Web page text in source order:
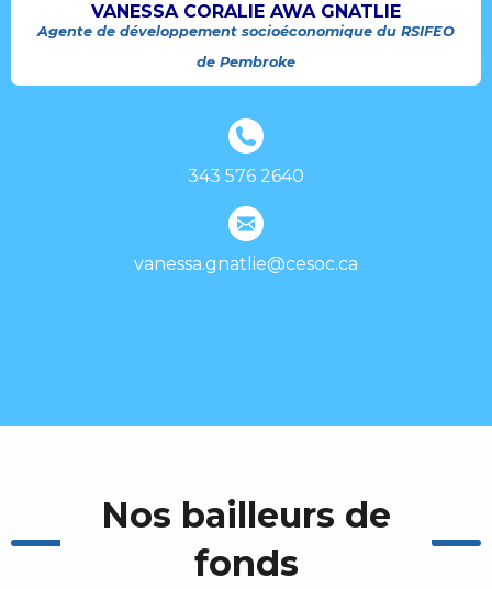
VANESSA CORALIE AWA GNATLIE
Agente de développement socioéconomique du RSIFEO
de Pembroke
343 576 2640
vanessa.gnatlie@cesoc.ca
Nos bailleurs de
fonds